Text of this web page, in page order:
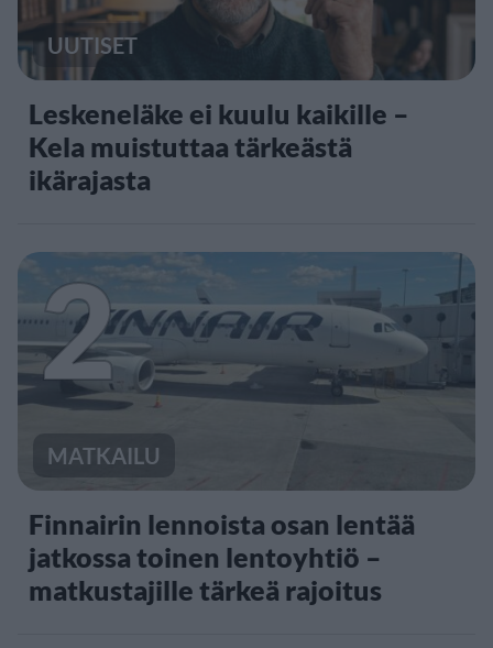
UUTISET
Leskeneläke ei kuulu kaikille –
Kela muistuttaa tärkeästä
ikärajasta
2
MATKAILU
Finnairin lennoista osan lentää
jatkossa toinen lentoyhtiö –
matkustajille tärkeä rajoitus